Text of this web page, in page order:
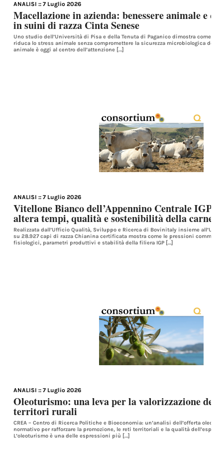
ANALISI :: 7 Luglio 2026
Macellazione in azienda: benessere animale e
in suini di razza Cinta Senese
Uno studio dell’Università di Pisa e della Tenuta di Paganico dimostra come la
riduca lo stress animale senza compromettere la sicurezza microbiologica delle
animale è oggi al centro dell’attenzione […]
ANALISI :: 7 Luglio 2026
Vitellone Bianco dell’Appennino Centrale IGP:
altera tempi, qualità e sostenibilità della carne
Realizzata dall’Ufficio Qualità, Sviluppo e Ricerca di Bovinitaly insieme
su 28.927 capi di razza Chianina certificata mostra come le pressioni
fisiologici, parametri produttivi e stabilità della filiera IGP […]
ANALISI :: 7 Luglio 2026
Oleoturismo: una leva per la valorizzazione
territori rurali
CREA – Centro di Ricerca Politiche e Bioeconomia: un’analisi dell’offerta
normativo per rafforzare la promozione, le reti territoriali e la qualità
L’oleoturismo è una delle espressioni più […]